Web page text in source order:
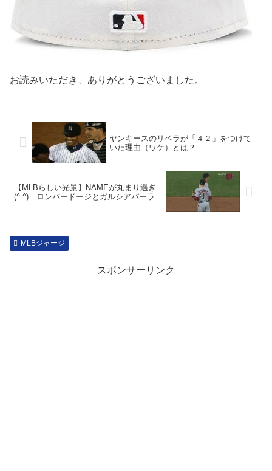
お読みいただき、ありがとうございました。
ヤンキースのリベラが「４２」をつけて
いた理由（ワケ）とは？
【MLBらしい光景】NAMEが丸まり過ぎ
(^.^) ロンバードージとガルシアパーラ
MLBジャージ
スポンサーリンク